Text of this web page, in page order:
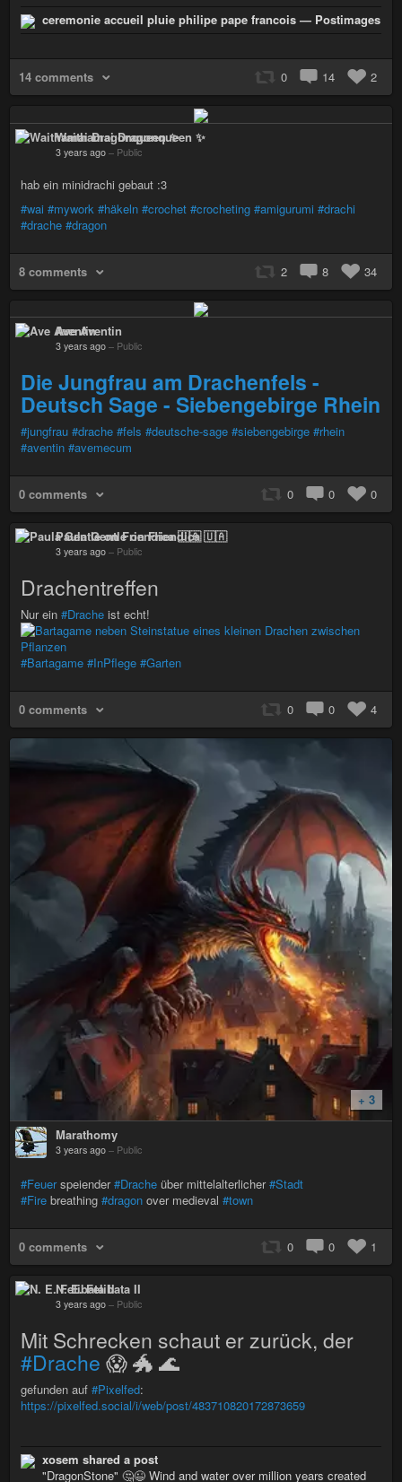
ceremonie accueil pluie philipe pape francois — Postimages
14 comments 0 14 2
Waithamai Dragonqueen ✨
3 years ago – Public
hab ein minidrachi gebaut :3
#wai #mywork #häkeln #crochet #crocheting #amigurumi #drachi
#drache #dragon
8 comments 2 8 34
Ave Aventin
3 years ago – Public
Die Jungfrau am Drachenfels -
Deutsch Sage - Siebengebirge Rhein
#jungfrau #drache #fels #deutsche-sage #siebengebirge #rhein
#aventin #avemecum
0 comments 0 0 0
Paula Gentle on Friendica 🇺🇦
3 years ago – Public
Drachentreffen
Nur ein #Drache ist echt!
#Bartagame #InPflege #Garten
0 comments 0 0 4
+ 3
Marathomy
3 years ago – Public
#Feuerspeiender#Drache über mittelalterlicher#Stadt
#Fire breathing #dragon over medieval #town
0 comments 0 0 1
N. E. Felibata II
3 years ago – Public
Mit Schrecken schaut er zurück, der
#Drache 😱 🐲 🌊
gefunden auf #Pixelfed:
https://pixelfed.social/i/web/post/483710820172873659
xosem shared a post
"DragonStone" 🤔😉 Wind and water over million years created